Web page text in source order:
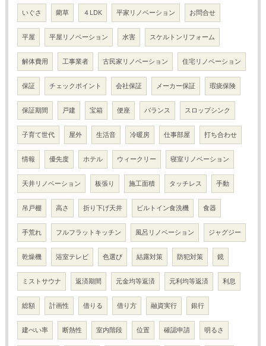
いぐさ 藺草 ４LDK 平家リノベーション お問合せ
平屋 平屋リノベーション 水害 スケルトンリフォーム
解体費用 工事業者 古民家リノベーション 住宅リノベーション
保証 チェックポイント 会社保証 メーカー保証 瑕疵保険
保証期間 戸建 宝箱 便座 バランス スロップシンク
子育て世代 屋外 生活音 冷暖房 仕事部屋 打ち合わせ
情報 優先度 ホテル ウィークリー 寝室リノベーション
天井リノベーション 板張り 施工面積 タッチレス 手動
吊戸棚 高さ 折り下げ天井 ビルトイン食洗機 食器
手荒れ フルフラットキッチン 風呂リノベーション ジャグジー
乾燥機 浴室テレビ 色選び 結露対策 防犯対策 鏡
ミストサウナ 返済期間 元金均等返済 元利均等返済 利息
総額 計画性 借りる 借り方 融資実行 銀行
建ぺい率 断熱性 室内階段 位置 確認申請 明るさ